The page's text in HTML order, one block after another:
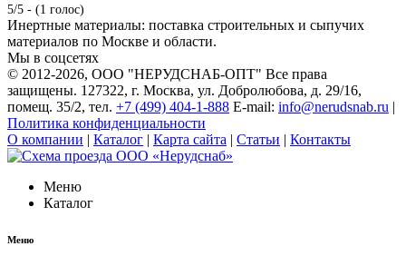
5/5 - (1 голос)
Инертные материалы: поставка строительных и сыпучих
материалов по Москве и области.
Мы в соцсетях
© 2012-2026, ООО "НЕРУДСНАБ-ОПТ" Все права
защищены. 127322, г. Москва, ул. Добролюбова, д. 29/16,
помещ. 35/2, тел. +7 (499) 404-1-888 E-mail: info@nerudsnab.ru |
Политика конфиденциальности
О компании | Каталог | Карта сайта | Статьи | Контакты
Меню
Каталог
Меню